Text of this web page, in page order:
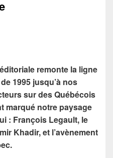
remonte la ligne
1995 jusqu’à nos
sur des Québécois
marqué notre paysage
: François Legault, le
Khadir, et l’avènement